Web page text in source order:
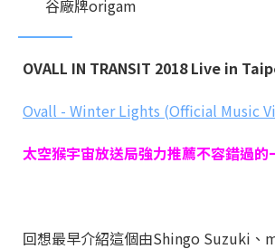
谷廠牌origam
OVALL IN TRANSIT 2018 Live in
Ovall - Winter Lights (Official Music
太空猴宇宙放送局強力推薦不容錯過的
回想最早介紹這個由Shingo Suzuki、